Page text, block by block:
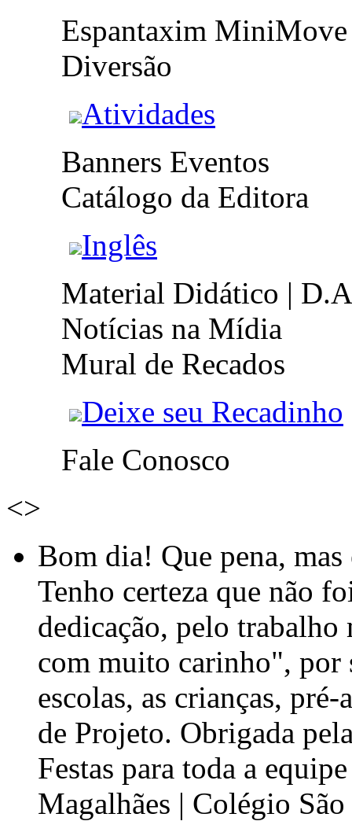
Espantaxim MiniMove
Diversão
Atividades
Banners Eventos
Catálogo da Editora
Inglês
Material Didático |
Notícias na Mídia
Mural de Recados
Deixe seu Recadinho
Fale Conosco
<>
Bom dia! Que pena,
Tenho certeza que não
dedicação, pelo
com muito carinho", por
escolas, as crianças, pré-
de Projeto. Obrigada
Festas para toda a
Magalhães | Colégio